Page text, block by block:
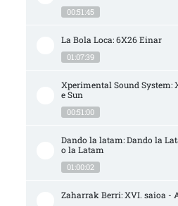
00:51:45
La Bola Loca: 6X26 Einar
01:07:39
Xperimental Sound System:
e Sun
00:51:00
Dando la latam: Dando la
o la Latam
01:00:02
Zaharrak Berri: XVI. saioa -